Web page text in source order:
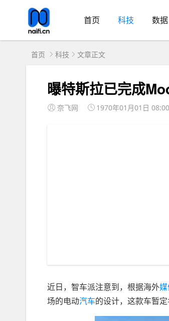
首页 科技 数据
首页 科技 文章正文
曝特斯拉已完成
奈飞网 1970年01月01日 08:00
近日，智车派注意到，根据海外
场的电动汽车的设计，这款车暂